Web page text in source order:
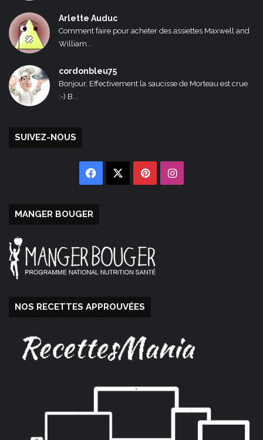
Arlette Auduc
Comment faire pour acheter des assiettes Maxwell and
William...
cordonbleu75
Bonjour, Effectivement la saucisse de Morteau est crue
:-) B...
SUIVEZ-NOUS
Facebook PinterestInstagram
MANGER BOUGER
NOS RECETTES APPROUVÉES